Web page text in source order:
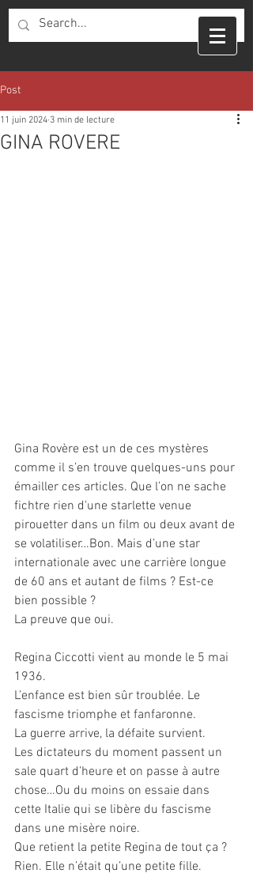
Post
GINA ROVERE
11 juin 2024 3 min de lecture
Gina Rovère est un de ces mystères
comme il s’en trouve quelques-uns pour
émailler ces articles. Que l’on ne sache
fichtre rien d'une starlette venue
pirouetter dans un film ou deux avant de
se volatiliser…Bon. Mais d’une star
internationale avec une carrière longue
de 60 ans et autant de films ? Est-ce
bien possible ?
La preuve que oui.
Regina Ciccotti vient au monde le 5 mai
1936.
L’enfance est bien sûr troublée. Le
fascisme triomphe et fanfaronne.
La guerre arrive, la défaite survient.
Les dictateurs du moment passent un
sale quart d’heure et on passe à autre
chose…Ou du moins on essaie dans
cette Italie qui se libère du fascisme
dans une misère noire.
Que retient la petite Regina de tout ça ?
Rien. Elle n’était qu’une petite fille.